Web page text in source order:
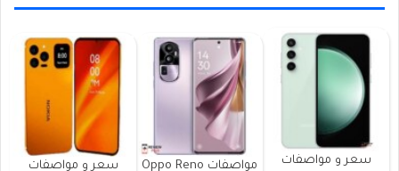
سعر و مواصفات
مواصفات Oppo Reno
سعر و مواصفات